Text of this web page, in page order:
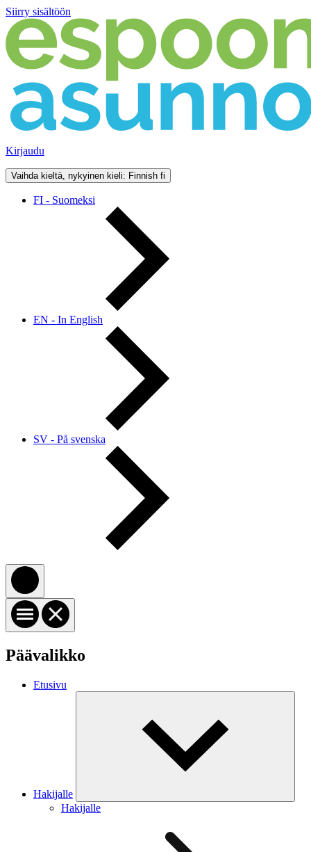
Siirry sisältöön
Kirjaudu
Vaihda kieltä, nykyinen kieli: Finnish fi
FI - Suomeksi
EN - In English
SV - På svenska
Päävalikko
Etusivu
Hakijalle
Hakijalle